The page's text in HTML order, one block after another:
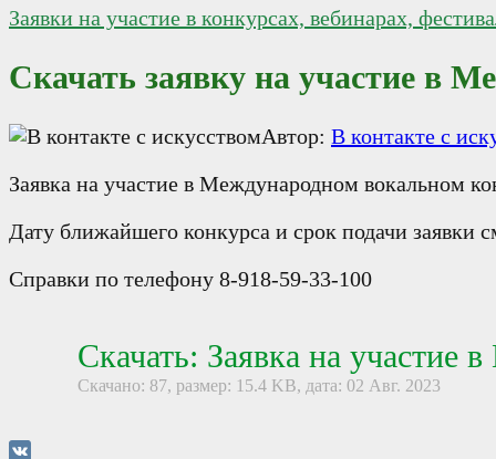
Заявки на участие в конкурсах, вебинарах,
Скачать заявку на участие в
Автор: В контакте с
Заявка на участие в Международном вокальном
Дату ближайшего конкурса и срок подачи заявки
Справки по телефону 8-918-59-33-100
Скачать: Заявка на участие
Скачано: 87, размер: 15.4 KB, дата: 02 Авг. 2023